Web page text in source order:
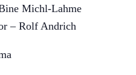
Michl-Lahme
– Rolf Andrich